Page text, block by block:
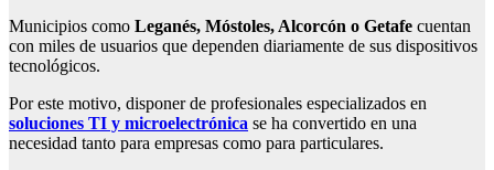
Municipios como Leganés, Móstoles, Alcorcón o Getafe cuentan
con miles de usuarios que dependen diariamente de sus dispositivos
tecnológicos.
Por este motivo, disponer de profesionales especializados en
soluciones TI y microelectrónica se ha convertido en una
necesidad tanto para empresas como para particulares.